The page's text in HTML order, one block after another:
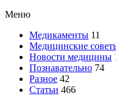
Меню
Медикаменты 11
Медицинские
Новости медицины
Познавательно 74
Разное 42
Статьи 466